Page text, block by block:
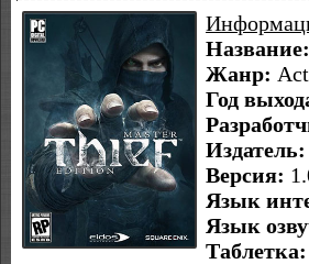
Название:
Жанр:
Год
Издатель:
Версия:
Язык
Язык
Таблетка: